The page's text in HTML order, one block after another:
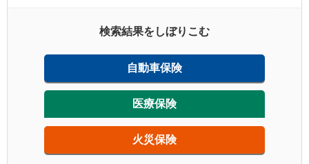
検索結果をしぼりこむ
自動車保険
医療保険
火災保険